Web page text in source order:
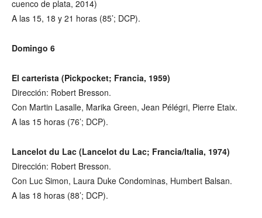
cuenco de plata, 2014)
A las 15, 18 y 21 horas (85’; DCP).
Domingo 6
El carterista (Pickpocket; Francia, 1959)
Dirección: Robert Bresson.
Con Martin Lasalle, Marika Green, Jean Pélégri, Pierre Etaix.
A las 15 horas (76’; DCP).
Lancelot du Lac (Lancelot du Lac; Francia/Italia, 1974)
Dirección: Robert Bresson.
Con Luc Simon, Laura Duke Condominas, Humbert Balsan.
A las 18 horas (88’; DCP).